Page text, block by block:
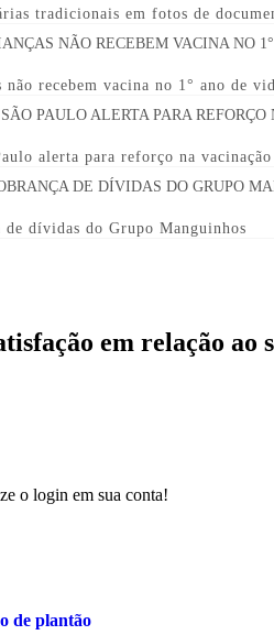
tradicionais em fotos de
recebem vacina no 1° ano de
alerta para reforço na vacinação
dívidas do Grupo Manguinhos
em relação ao
o login em sua conta!
de plantão